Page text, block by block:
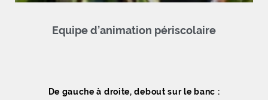
Equipe d’animation périscolaire
De gauche à droite, debout sur le banc :